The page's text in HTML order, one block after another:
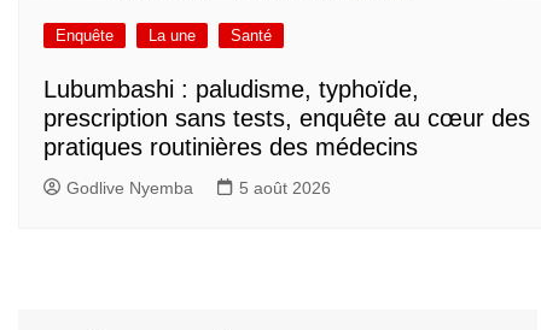
Enquête La une Santé
Lubumbashi : paludisme, typhoïde,
prescription sans tests, enquête au cœur des
pratiques routinières des médecins
Godlive Nyemba 5 août 2026